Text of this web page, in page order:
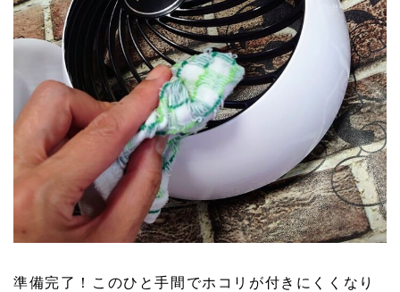
準備完了！このひと手間でホコリが付きにくくなり